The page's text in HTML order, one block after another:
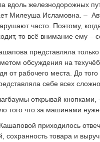
вдоль железнодорожных
Милеуша Исламовна. –
часто. Поэтому,
то всё внимание ему –
представляла
обсуждения на
от рабочего места. До
себе всех
открывай кнопками,
того что за машинами
приходилось
сохранность товара и